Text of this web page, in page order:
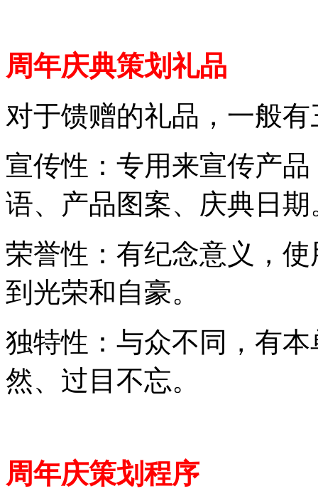
周年庆典策划礼品
对于馈赠的礼品，一般
宣传性：专用来宣传产
语、产品图案、庆典日期
荣誉性：有纪念意义，
到光荣和自豪。
独特性：与众不同，有
然、过目不忘。
周年庆策划程序